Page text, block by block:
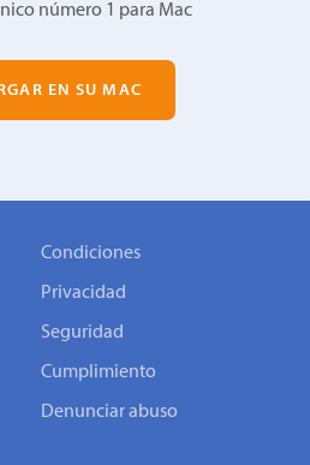
número 1 para Mac
EN SU MAC
Condiciones
Privacidad
Seguridad
Cumplimiento
Denunciar abuso